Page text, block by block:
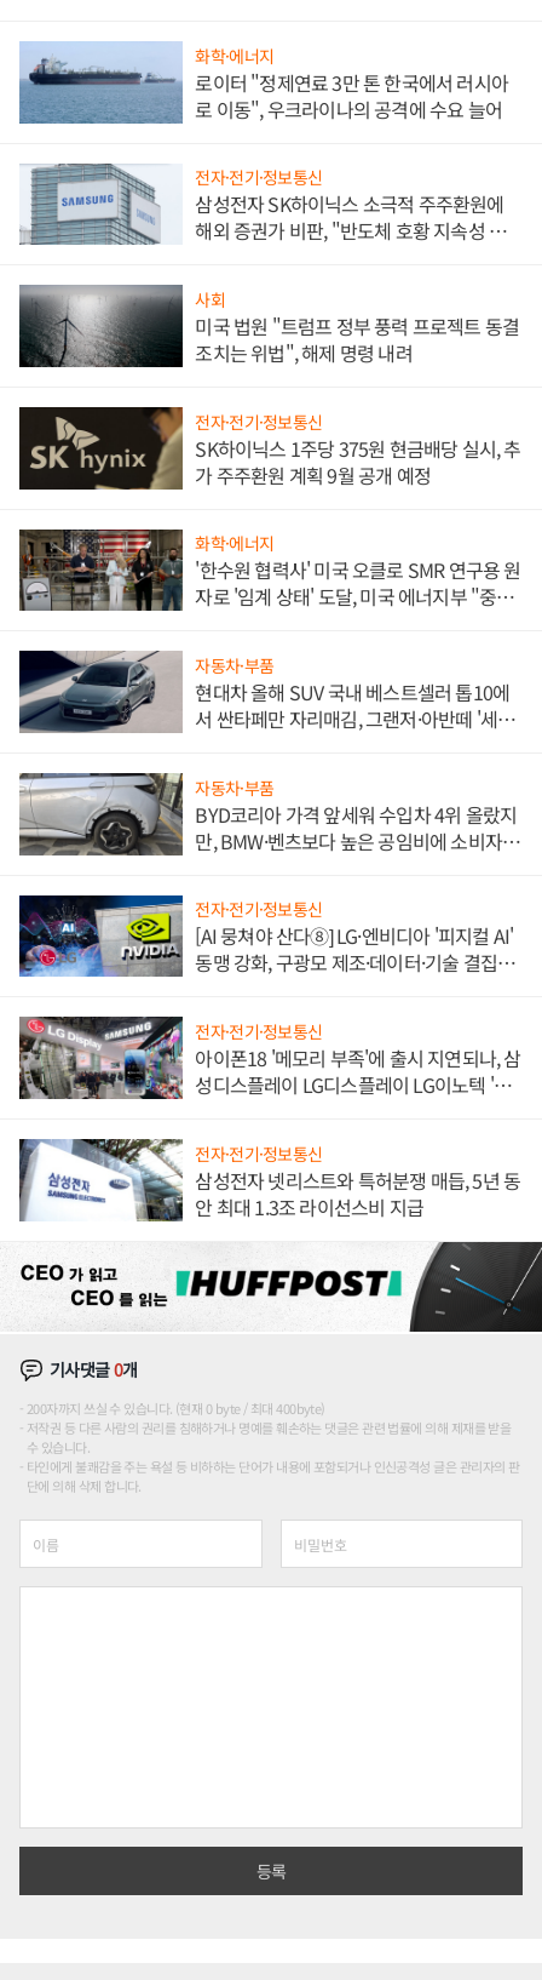
화학·에너지
로이터 "정제연료 3만 톤 한국에서 러시아
로 이동", 우크라이나의 공격에 수요 늘어
전자·전기·정보통신
삼성전자 SK하이닉스 소극적 주주환원에
해외 증권가 비판, "반도체 호황 지속성 의
사회
미국 법원 "트럼프 정부 풍력 프로젝트 동결
조치는 위법", 해제 명령 내려
전자·전기·정보통신
SK하이닉스 1주당 375원 현금배당 실시, 추
가 주주환원 계획 9월 공개 예정
화학·에너지
'한수원 협력사' 미국 오클로 SMR 연구용 원
자로 '임계 상태' 도달, 미국 에너지부 "중요
자동차·부품
현대차 올해 SUV 국내 베스트셀러 톱10에
서 싼타페만 자리매김, 그랜저·아반떼 '세단
자동차·부품
BYD코리아 가격 앞세워 수입차 4위 올랐지
만, BMW·벤츠보다 높은 공임비에 소비자
전자·전기·정보통신
[AI 뭉쳐야 산다⑧] LG·엔비디아 '피지컬 AI'
동맹 강화, 구광모 제조·데이터·기술 결집
전자·전기·정보통신
아이폰18 '메모리 부족'에 출시 지연되나, 삼
성디스플레이 LG디스플레이 LG이노텍 '탈
전자·전기·정보통신
삼성전자 넷리스트와 특허분쟁 매듭, 5년 동
안 최대 1.3조 라이선스비 지급
기사댓글0개
200자까지 쓰실 수 있습니다. (현재 0 byte / 최대 400byte)
저작권 등 다른 사람의 권리를 침해하거나 명예를 훼손하는 댓글은 관련 법률에 의해 제재를 받을
수 있습니다.
타인에게 불쾌감을 주는 욕설 등 비하하는 단어가 내용에 포함되거나 인신공격성 글은 관리자의 판
단에 의해 삭제 합니다.